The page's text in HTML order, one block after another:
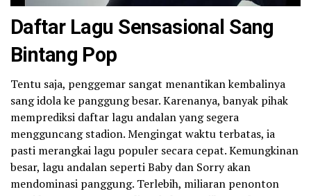
Daftar Lagu Sensasional Sang
Bintang Pop
Tentu saja, penggemar sangat menantikan kembalinya
sang idola ke panggung besar. Karenanya, banyak pihak
memprediksi daftar lagu andalan yang segera
mengguncang stadion. Mengingat waktu terbatas, ia
pasti merangkai lagu populer secara cepat. Kemungkinan
besar, lagu andalan seperti Baby dan Sorry akan
mendominasi panggung. Terlebih, miliaran penonton